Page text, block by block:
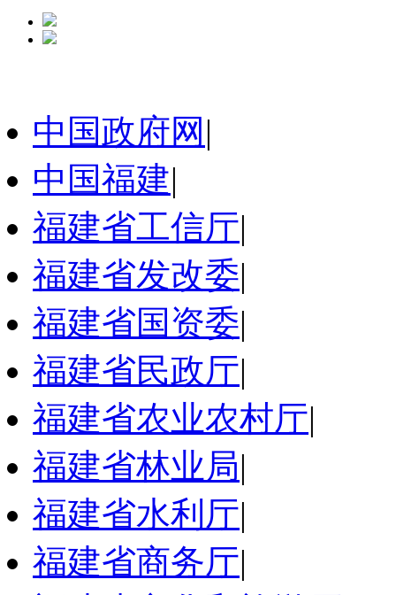
中国政府网 |
中国福建|
福建省工信厅|
福建省发改委|
福建省国资委|
福建省民政厅|
福建省农业农村厅|
福建省林业局|
福建省水利厅|
福建省商务厅|